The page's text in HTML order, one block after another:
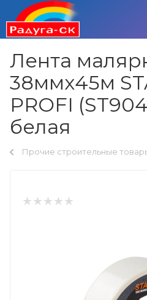
Лента
38ммх45м
PROFI
белая
Прочие строительные